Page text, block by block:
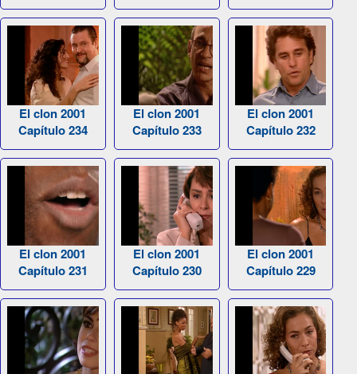
El clon 2001
Capítulo 234
El clon 2001
Capítulo 233
El clon 2001
Capítulo 232
El clon 2001
Capítulo 231
El clon 2001
Capítulo 230
El clon 2001
Capítulo 229